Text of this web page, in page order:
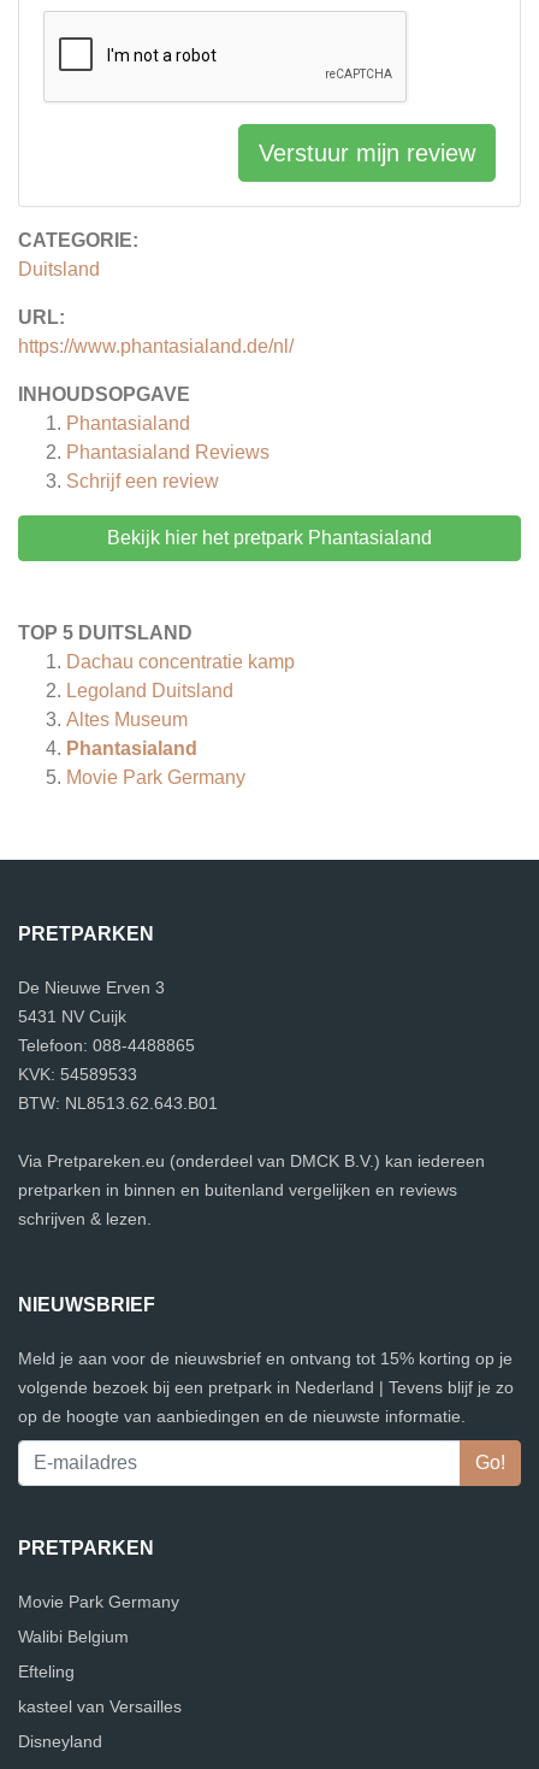
CATEGORIE:
Duitsland
URL:
https://www.phantasialand.de/nl/
INHOUDSOPGAVE
Phantasialand
Phantasialand Reviews
Schrijf een review
Bekijk hier het pretpark Phantasialand
TOP 5 DUITSLAND
Dachau concentratie kamp
Legoland Duitsland
Altes Museum
Phantasialand
Movie Park Germany
Verstuur mijn review
PRETPARKEN
De Nieuwe Erven 3
5431 NV Cuijk
Telefoon: 088-4488865
KVK: 54589533
BTW: NL8513.62.643.B01
Via Pretpareken.eu (onderdeel van DMCK B.V.) kan iedereen
pretparken in binnen en buitenland vergelijken en reviews
schrijven & lezen.
NIEUWSBRIEF
Meld je aan voor de nieuwsbrief en ontvang tot 15% korting op je
volgende bezoek bij een pretpark in Nederland | Tevens blijf je zo
op de hoogte van aanbiedingen en de nieuwste informatie.
PRETPARKEN
Movie Park Germany
Walibi Belgium
Efteling
kasteel van Versailles
Disneyland